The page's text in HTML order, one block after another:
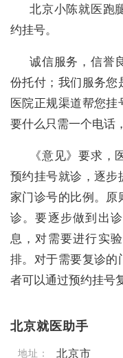
北京小陈就医跑
约挂号。
诚信服务，信誉
份托付；我们服务您
医院正规渠道帮您
要什么只需一个电话
《意见》要求
预约挂号就诊，逐
家门诊号的比例。
诊。要逐步做到出
息，对需要进行实
排。对于需要复诊的
者可以通过预约挂号
北京就医助手
地址： 北京市